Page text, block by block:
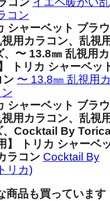
コン
シャーベット ブラウ
用カラコン、乱視
〜 13.8㎜ 乱視用カ
トリカ シャーベッ
ン 〜 13.8㎜ 乱視用
シャーベット ブラウ
用カラコン、乱視
、Cocktail By
】 トリカ シャーベ
ラコン Cocktail By
リカ)
商品も買っています